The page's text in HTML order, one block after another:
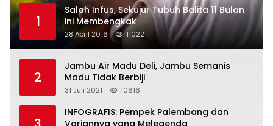
1
Salah Infus, Sekujur Tubuh Balita 11 Bulan
ini Membengkak
28 April 2016 11022
2
Jambu Air Madu Deli, Jambu Semanis
Madu Tidak Berbiji
31 Juli 2021 10616
INFOGRAFIS: Pempek Palembang dan
Variannya yang Melegenda